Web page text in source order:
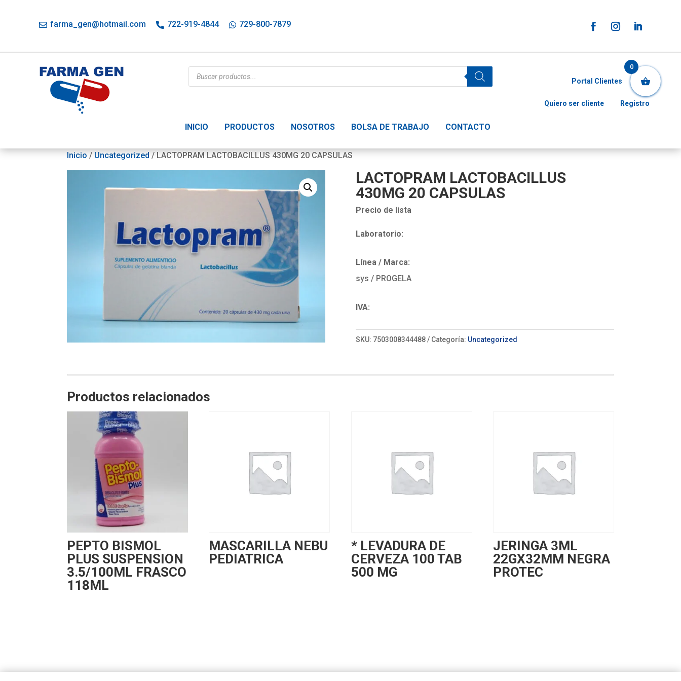
farma_gen@hotmail.com 722-919-4844 729-800-7879
Búsqueda
de
productos
INICIO PRODUCTOS NOSOTROS BOLSA DE TRABAJO CONTACTO
Portal Clientes
Quiero ser cliente Registro
Inicio / Uncategorized / LACTOPRAM LACTOBACILLUS 430MG 20 CAPSULAS
LACTOPRAM LACTOBACILLUS
430MG 20 CAPSULAS
Precio de lista
Laboratorio:
Línea / Marca:
sys / PROGELA
IVA:
SKU: 7503008344488 Categoría: Uncategorized
Productos relacionados
PEPTO BISMOL
PLUS SUSPENSION
3.5/100ML FRASCO
118ML
MASCARILLA NEBU
PEDIATRICA
* LEVADURA DE
CERVEZA 100 TAB
500 MG
JERINGA 3ML
22GX32MM NEGRA
PROTEC
0